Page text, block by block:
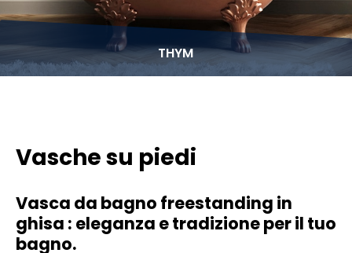
THYM
Vasche su piedi
Vasca da bagno freestanding in
ghisa : eleganza e tradizione per il tuo
bagno.